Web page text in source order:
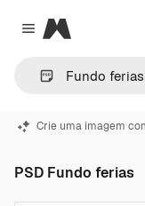
Close menu
Magnific
Crie uma imagem
PSD Fundo ferias